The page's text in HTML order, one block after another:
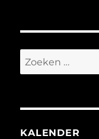
Zoeken
naar:
KALENDER